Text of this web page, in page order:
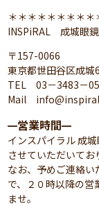
＊＊＊＊＊＊＊＊
INSPiRAL 成城眼
〒157-0066
東京都世田谷区成城
TEL 03－3483－
Mail
━営業時間━
インスパイラル 成
させていただいてお
なお、予めご連絡
で、２０時以降の
ませ。